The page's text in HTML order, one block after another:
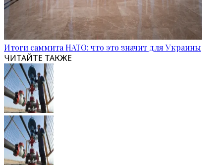
Итоги саммита НАТО: что это значит для Украины
ЧИТАЙТЕ ТАКЖЕ